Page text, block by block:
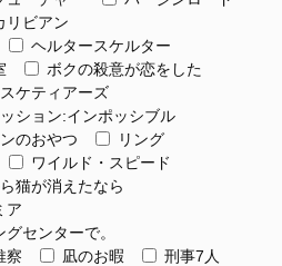
リビアン
ヘルタースケルター
ボクの殺意が恋をした
ケティアーズ
ッション:インポッシブル
のおやつ
リング
ワイルド・スピード
猫が消えたなら
ア
センターで。
察
凪のお暇
刑事7人